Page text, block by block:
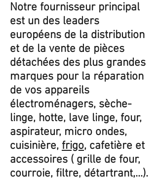
Notre fournisseur principal
est un des leaders
européens de la distribution
et de la vente de pièces
détachées des plus grandes
marques pour la réparation
de vos appareils
électroménagers, sèche-
linge, hotte, lave linge, four,
aspirateur, micro ondes,
cuisinière, frigo, cafetière et
accessoires ( grille de four,
courroie, filtre, détartrant,...).